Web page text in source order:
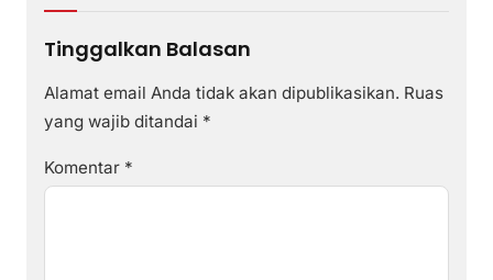
Tinggalkan Balasan
Alamat email Anda tidak akan dipublikasikan. Ruas
yang wajib ditandai *
Komentar *